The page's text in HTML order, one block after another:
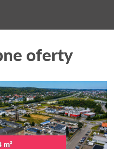
oferty
m²